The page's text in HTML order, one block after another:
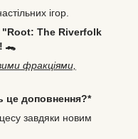
ігор.
"Root: The Riverfolk
🐊
фракціями,
це доповнення?*
завдяки новим